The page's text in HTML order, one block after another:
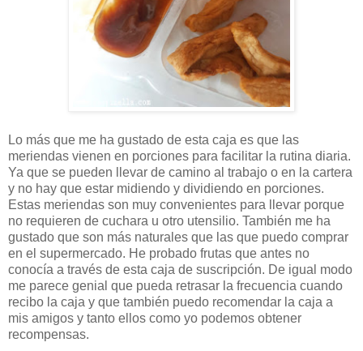
Lo más que me ha gustado de esta caja es que las
meriendas vienen en porciones para facilitar la rutina diaria.
Ya que se pueden llevar de camino al trabajo o en la cartera
y no hay que estar midiendo y dividiendo en porciones.
Estas meriendas son muy convenientes para llevar porque
no requieren de cuchara u otro utensilio. También me ha
gustado que son más naturales que las que puedo comprar
en el supermercado. He probado frutas que antes no
conocía a través de esta caja de suscripción. De igual modo
me parece genial que pueda retrasar la frecuencia cuando
recibo la caja y que también puedo recomendar la caja a
mis amigos y tanto ellos como yo podemos obtener
recompensas.